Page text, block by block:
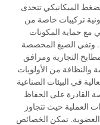
الميكانيكي تتحدى
تركيبات خاصة من
مع حماية المكونات
وتفي الصيغ المخصصة
التجارية ومرافق
والنظافة من الأولويات
في البيئات الصناعية
القادرة على الحفاظ
العملية حيث تتجاوز
العضوية. تمكن الخصائص